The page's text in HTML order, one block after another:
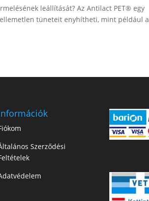
leállítását? Az Antilact PET® egy
tüneteit enyhítheti, mint például
Szerződési